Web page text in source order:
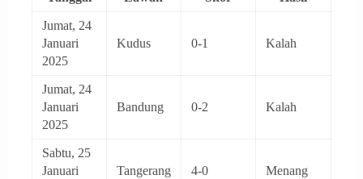
Jumat, 24
Januari
2025
Kudus 0-1 Kalah
Jumat, 24
Januari
2025
Bandung 0-2 Kalah
Sabtu, 25
Januari
Tangerang 4-0 Menang